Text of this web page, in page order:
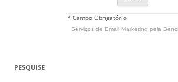
* Campo Obrigatório
Serviços de Email Marketing pela
PESQUISE